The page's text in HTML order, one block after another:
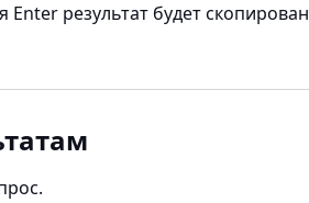
Enter результат будет скопирован